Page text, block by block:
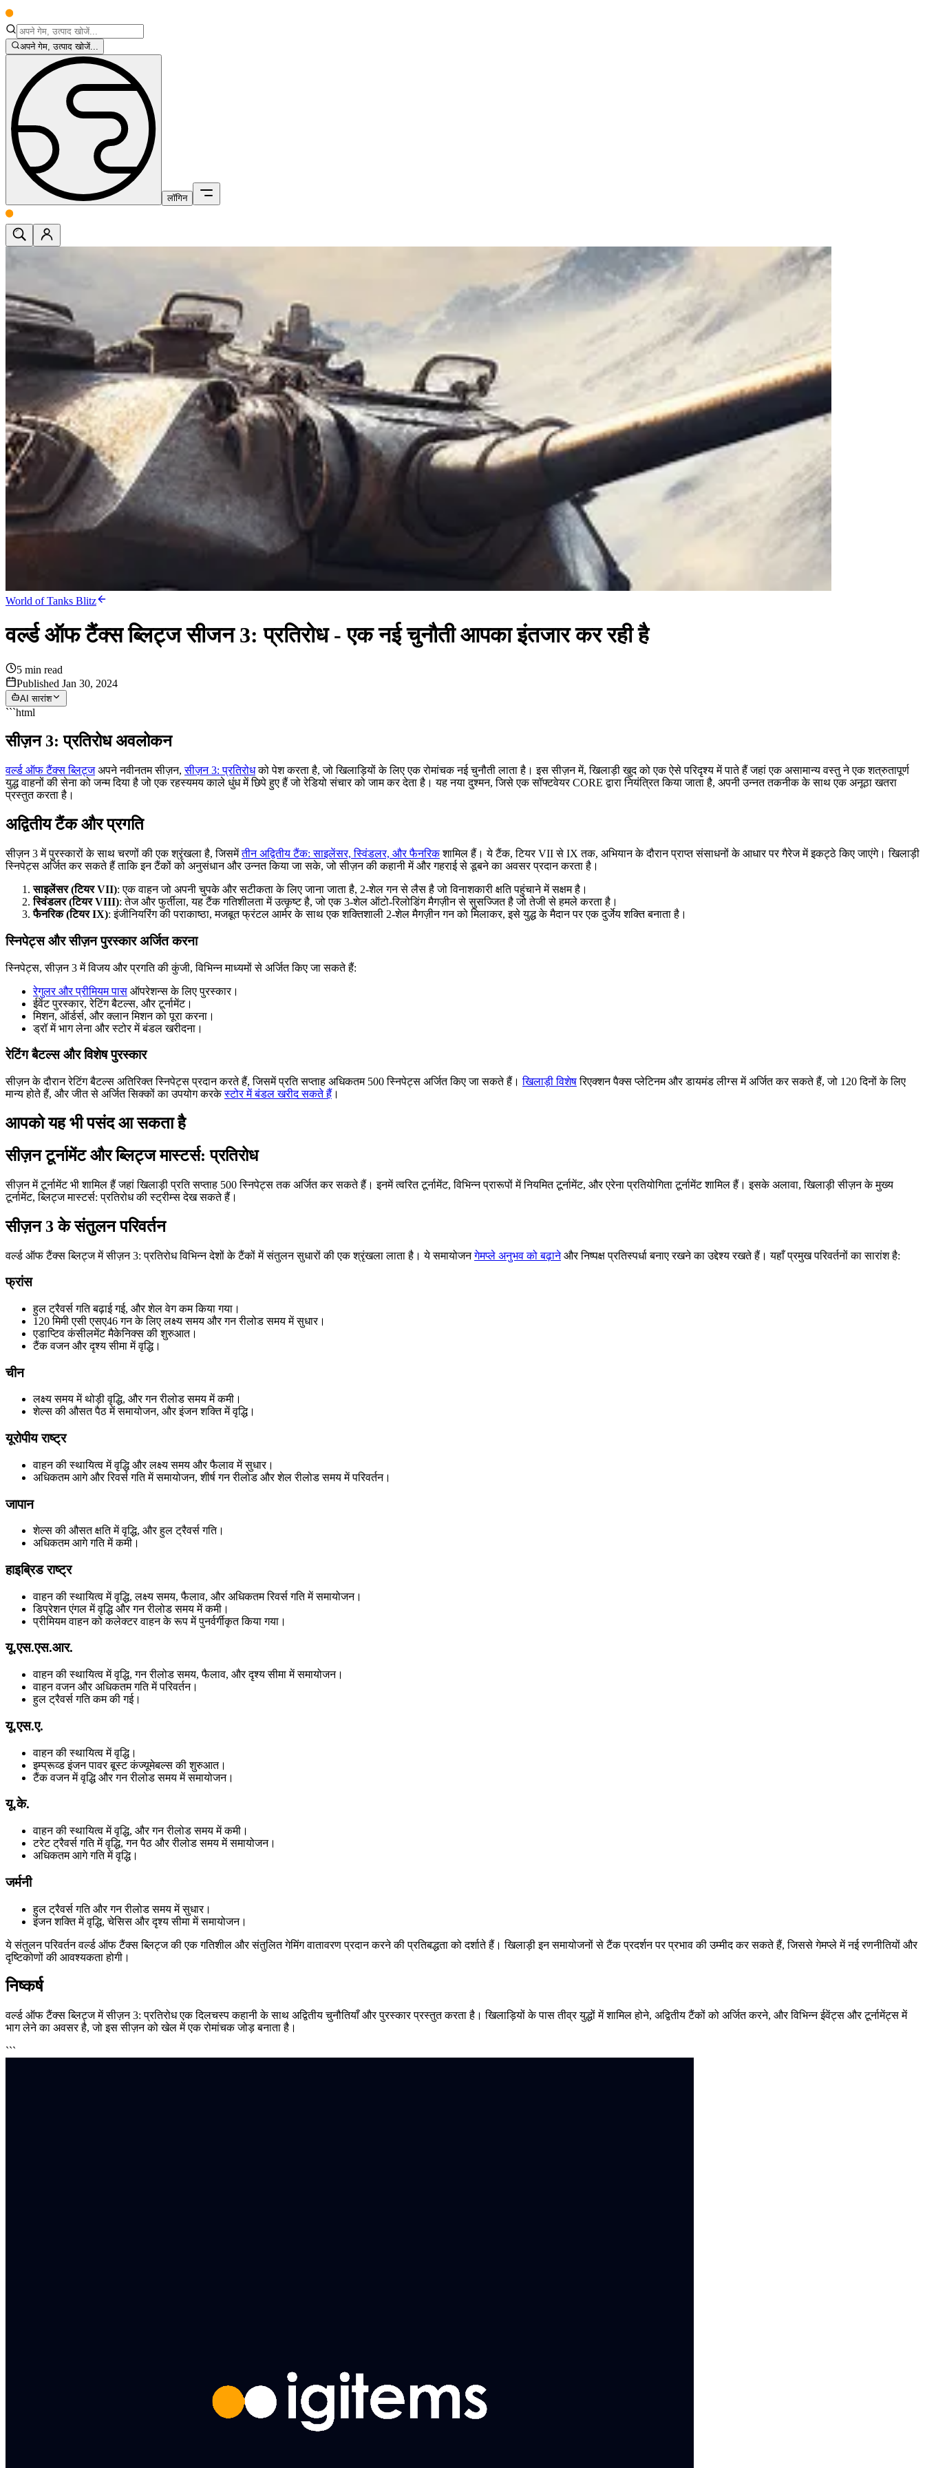
अपने गेम, उत्पाद खोजें...
लॉगिन
World of Tanks Blitz
वर्ल्ड ऑफ टैंक्स ब्लिट्ज सीजन 3: प्रतिरोध - एक नई चुनौती आपका इंतजार कर रही है
5 min read
Published Jan 30, 2024
AI सारांश
```html
सीज़न 3: प्रतिरोध अवलोकन
वर्ल्ड ऑफ टैंक्स ब्लिट्जअपने नवीनतम सीज़न,सीज़न 3: प्रतिरोधको पेश करता है, जो खिलाड़ियों के लिए एक रोमांचक नई चुनौती लाता है। इस सीज़न में, खिलाड़ी खुद को एक ऐसे परिदृश्य में पाते हैं जहां एक असामान्य वस्तु ने एक शत्रुतापूर्ण
युद्ध वाहनों की सेना को जन्म दिया है जो एक रहस्यमय काले धुंध में छिपे हुए हैं जो रेडियो संचार को जाम कर देता है। यह नया दुश्मन, जिसे एक सॉफ्टवेयर CORE द्वारा नियंत्रित किया जाता है, अपनी उन्नत तकनीक के साथ एक अनूठा खतरा
प्रस्तुत करता है।
अद्वितीय टैंक और प्रगति
सीज़न 3 में पुरस्कारों के साथ चरणों की एक श्रृंखला है, जिसमेंतीन अद्वितीय टैंक: साइलेंसर, स्विंडलर, और फैनरिकशामिल हैं। ये टैंक, टियर VII से IX तक, अभियान के दौरान प्राप्त संसाधनों के आधार पर गैरेज में इकट्ठे किए जाएंगे। खिलाड़ी
स्निपेट्स अर्जित कर सकते हैं ताकि इन टैंकों को अनुसंधान और उन्नत किया जा सके, जो सीज़न की कहानी में और गहराई से डूबने का अवसर प्रदान करता है।
साइलेंसर (टियर VII): एक वाहन जो अपनी चुपके और सटीकता के लिए जाना जाता है, 2-शेल गन से लैस है जो विनाशकारी क्षति पहुंचाने में सक्षम है।
स्विंडलर (टियर VIII): तेज और फुर्तीला, यह टैंक गतिशीलता में उत्कृष्ट है, जो एक 3-शेल ऑटो-रिलोडिंग मैगज़ीन से सुसज्जित है जो तेजी से हमले करता है।
फैनरिक (टियर IX): इंजीनियरिंग की पराकाष्ठा, मजबूत फ्रंटल आर्मर के साथ एक शक्तिशाली 2-शेल मैगज़ीन गन को मिलाकर, इसे युद्ध के मैदान पर एक दुर्जेय शक्ति बनाता है।
स्निपेट्स और सीज़न पुरस्कार अर्जित करना
स्निपेट्स, सीज़न 3 में विजय और प्रगति की कुंजी, विभिन्न माध्यमों से अर्जित किए जा सकते हैं:
रेगुलर और प्रीमियम पास ऑपरेशन्स के लिए पुरस्कार।
ईवेंट पुरस्कार, रेटिंग बैटल्स, और टूर्नामेंट।
मिशन, ऑर्डर्स, और क्लान मिशन को पूरा करना।
ड्रॉ में भाग लेना और स्टोर में बंडल खरीदना।
रेटिंग बैटल्स और विशेष पुरस्कार
सीज़न के दौरान रेटिंग बैटल्स अतिरिक्त स्निपेट्स प्रदान करते हैं, जिसमें प्रति सप्ताह अधिकतम 500 स्निपेट्स अर्जित किए जा सकते हैं।खिलाड़ी विशेषरिएक्शन पैक्स प्लेटिनम और डायमंड लीग्स में अर्जित कर सकते हैं, जो 120 दिनों के लिए
मान्य होते हैं, और जीत से अर्जित सिक्कों का उपयोग करकेस्टोर में बंडल खरीद सकते हैं ।
आपको यह भी पसंद आ सकता है
सीज़न टूर्नामेंट और ब्लिट्ज मास्टर्स: प्रतिरोध
सीज़न में टूर्नामेंट भी शामिल हैं जहां खिलाड़ी प्रति सप्ताह 500 स्निपेट्स तक अर्जित कर सकते हैं। इनमें त्वरित टूर्नामेंट, विभिन्न प्रारूपों में नियमित टूर्नामेंट, और एरेना प्रतियोगिता टूर्नामेंट शामिल हैं। इसके अलावा, खिलाड़ी सीज़न के मुख्य
टूर्नामेंट, ब्लिट्ज मास्टर्स: प्रतिरोध की स्ट्रीम्स देख सकते हैं।
सीज़न 3 के संतुलन परिवर्तन
वर्ल्ड ऑफ टैंक्स ब्लिट्ज में सीज़न 3: प्रतिरोध विभिन्न देशों के टैंकों में संतुलन सुधारों की एक श्रृंखला लाता है। ये समायोजनगेमप्ले अनुभव को बढ़ानेऔर निष्पक्ष प्रतिस्पर्धा बनाए रखने का उद्देश्य रखते हैं। यहाँ प्रमुख परिवर्तनों का सारांश है:
फ्रांस
हुल ट्रैवर्स गति बढ़ाई गई, और शेल वेग कम किया गया।
120 मिमी एसी एसए46 गन के लिए लक्ष्य समय और गन रीलोड समय में सुधार।
एडाप्टिव कंसीलमेंट मैकेनिक्स की शुरुआत।
टैंक वजन और दृश्य सीमा में वृद्धि।
चीन
लक्ष्य समय में थोड़ी वृद्धि, और गन रीलोड समय में कमी।
शेल्स की औसत पैठ में समायोजन, और इंजन शक्ति में वृद्धि।
यूरोपीय राष्ट्र
वाहन की स्थायित्व में वृद्धि और लक्ष्य समय और फैलाव में सुधार।
अधिकतम आगे और रिवर्स गति में समायोजन, शीर्ष गन रीलोड और शेल रीलोड समय में परिवर्तन।
जापान
शेल्स की औसत क्षति में वृद्धि, और हुल ट्रैवर्स गति।
अधिकतम आगे गति में कमी।
हाइब्रिड राष्ट्र
वाहन की स्थायित्व में वृद्धि, लक्ष्य समय, फैलाव, और अधिकतम रिवर्स गति में समायोजन।
डिप्रेशन एंगल में वृद्धि और गन रीलोड समय में कमी।
प्रीमियम वाहन को कलेक्टर वाहन के रूप में पुनर्वर्गीकृत किया गया।
यू.एस.एस.आर.
वाहन की स्थायित्व में वृद्धि, गन रीलोड समय, फैलाव, और दृश्य सीमा में समायोजन।
वाहन वजन और अधिकतम गति में परिवर्तन।
हुल ट्रैवर्स गति कम की गई।
यू.एस.ए.
वाहन की स्थायित्व में वृद्धि।
इम्प्रूव्ड इंजन पावर बूस्ट कंज्यूमेबल्स की शुरुआत।
टैंक वजन में वृद्धि और गन रीलोड समय में समायोजन।
यू.के.
वाहन की स्थायित्व में वृद्धि, और गन रीलोड समय में कमी।
टरेट ट्रैवर्स गति में वृद्धि, गन पैठ और रीलोड समय में समायोजन।
अधिकतम आगे गति में वृद्धि।
जर्मनी
हुल ट्रैवर्स गति और गन रीलोड समय में सुधार।
इंजन शक्ति में वृद्धि, चेसिस और दृश्य सीमा में समायोजन।
ये संतुलन परिवर्तन वर्ल्ड ऑफ टैंक्स ब्लिट्ज की एक गतिशील और संतुलित गेमिंग वातावरण प्रदान करने की प्रतिबद्धता को दर्शाते हैं। खिलाड़ी इन समायोजनों से टैंक प्रदर्शन पर प्रभाव की उम्मीद कर सकते हैं, जिससे गेमप्ले में नई रणनीतियों और
दृष्टिकोणों की आवश्यकता होगी।
निष्कर्ष
वर्ल्ड ऑफ टैंक्स ब्लिट्ज में सीज़न 3: प्रतिरोध एक दिलचस्प कहानी के साथ अद्वितीय चुनौतियाँ और पुरस्कार प्रस्तुत करता है। खिलाड़ियों के पास तीव्र युद्धों में शामिल होने, अद्वितीय टैंकों को अर्जित करने, और विभिन्न ईवेंट्स और टूर्नामेंट्स में
भाग लेने का अवसर है, जो इस सीज़न को खेल में एक रोमांचक जोड़ बनाता है।
```